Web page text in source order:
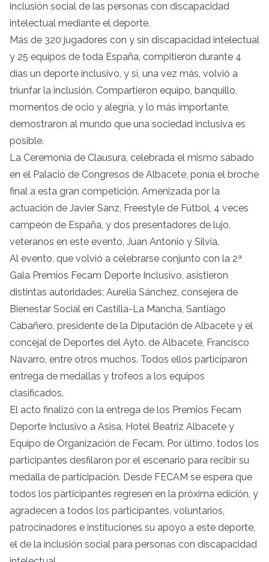
inclusión social de las personas con discapacidad
intelectual mediante el deporte.
Más de 320 jugadores con y sin discapacidad intelectual
y 25 equipos de toda España, compitieron durante 4
días un deporte inclusivo, y sí, una vez más, volvió a
triunfar la inclusión. Compartieron equipo, banquillo,
momentos de ocio y alegría, y lo más importante,
demostraron al mundo que una sociedad inclusiva es
posible.
La Ceremonia de Clausura, celebrada el mismo sábado
en el Palacio de Congresos de Albacete, ponía el broche
final a esta gran competición. Amenizada por la
actuación de Javier Sanz, Freestyle de Fútbol, 4 veces
campeón de España, y dos presentadores de lujo,
veteranos en este evento, Juan Antonio y Silvia.
Al evento, que volvió a celebrarse conjunto con la 2ª
Gala Premios Fecam Deporte Inclusivo, asistieron
distintas autoridades; Aurelia Sánchez, consejera de
Bienestar Social en Castilla-La Mancha, Santiago
Cabañero, presidente de la Diputación de Albacete y el
concejal de Deportes del Ayto. de Albacete, Francisco
Navarro, entre otros muchos. Todos ellos participaron
entrega de medallas y trofeos a los equipos
clasificados.
El acto finalizó con la entrega de los Premios Fecam
Deporte Inclusivo a Asisa, Hotel Beatriz Albacete y
Equipo de Organización de Fecam. Por último, todos los
participantes desfilaron por el escenario para recibir su
medalla de participación. Desde FECAM se espera que
todos los participantes regresen en la próxima edición, y
agradecen a todos los participantes, voluntarios,
patrocinadores e instituciones su apoyo a este deporte,
el de la inclusión social para personas con discapacidad